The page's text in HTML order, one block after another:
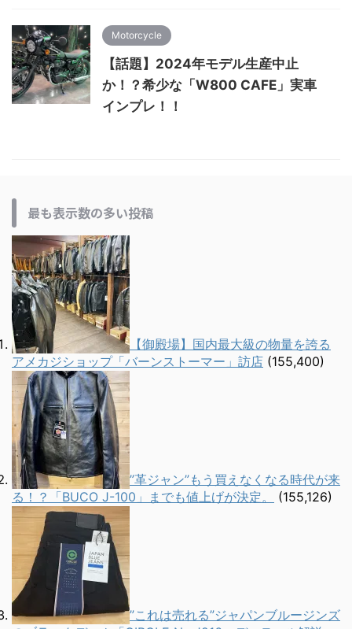
Motorcycle
【話題】2024年モデル生産中止
か！？希少な「W800 CAFE」実車
インプレ！！
最も表示数の多い投稿
【御殿場】国内最大級の物量を誇る
アメカジショップ「バーンストーマー」訪店 (155,400)
”革ジャン”もう買えなくなる時代が来
る！？「BUCO J-100」までも値上げが決定。
(155,126)
”これは売れる”ジャパンブルージンズ